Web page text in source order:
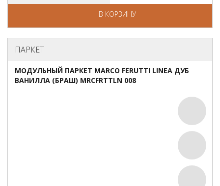
В КОРЗИНУ
ПАРКЕТ
МОДУЛЬНЫЙ ПАРКЕТ MARCO FERUTTI LINEA ДУБ
ВАНИЛЛА (БРАШ) MRCFRTTLN 008